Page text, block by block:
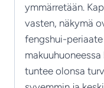
ymmärretään.
vasten, näkymä
fengshui-
tuntee olonsa